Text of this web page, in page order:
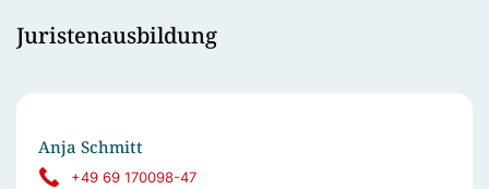
Juristenausbildung
Anja Schmitt
+49 69 170098-47